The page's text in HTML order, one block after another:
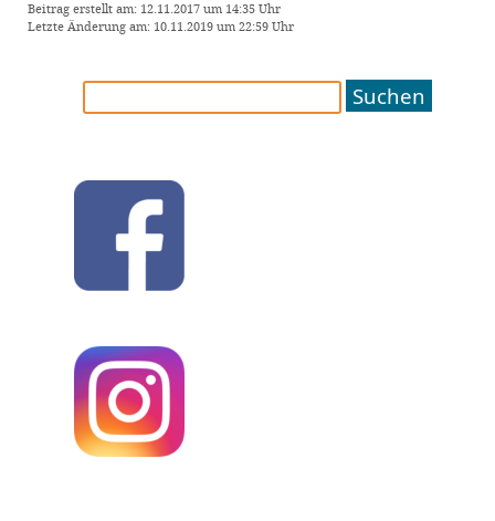
Beitrag erstellt am: 12.11.2017 um 14:35 Uhr
Letzte Änderung am: 10.11.2019 um 22:59 Uhr